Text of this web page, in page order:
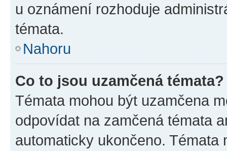
u oznámení rozhoduje
témata.
Nahoru
Co to jsou uzamčená témata?
Témata mohou být uzamčena
odpovídat na zamčená témata
automaticky ukončeno.